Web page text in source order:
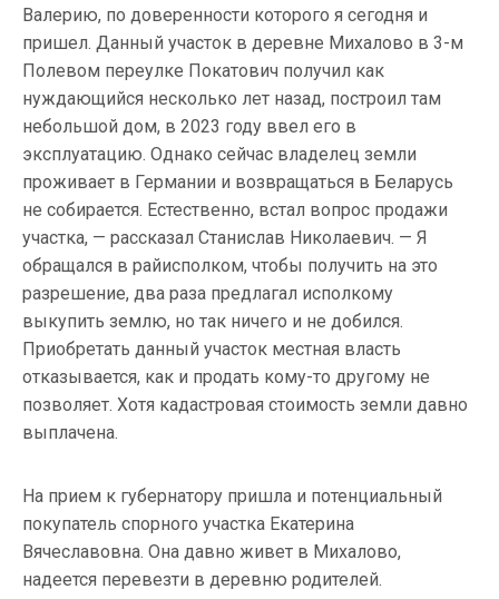
Валерию, по доверенности которого я сегодня и
пришел. Данный участок в деревне Михалово в 3-м
Полевом переулке Покатович получил как
нуждающийся несколько лет назад, построил там
небольшой дом, в 2023 году ввел его в
эксплуатацию. Однако сейчас владелец земли
проживает в Германии и возвращаться в Беларусь
не собирается. Естественно, встал вопрос продажи
участка, — рассказал Станислав Николаевич. — Я
обращался в райисполком, чтобы получить на это
разрешение, два раза предлагал исполкому
выкупить землю, но так ничего и не добился.
Приобретать данный участок местная власть
отказывается, как и продать кому-то другому не
позволяет. Хотя кадастровая стоимость земли давно
выплачена.
На прием к губернатору пришла и потенциальный
покупатель спорного участка Екатерина
Вячеславовна. Она давно живет в Михалово,
надеется перевезти в деревню родителей.